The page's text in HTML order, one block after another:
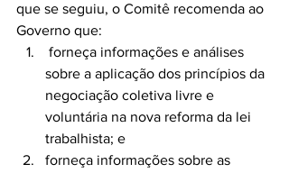
que se seguiu, o Comitê recomenda ao
Governo que:
forneça informações e análises
sobre a aplicação dos princípios da
negociação coletiva livre e
voluntária na nova reforma da lei
trabalhista; e
forneça informações sobre as